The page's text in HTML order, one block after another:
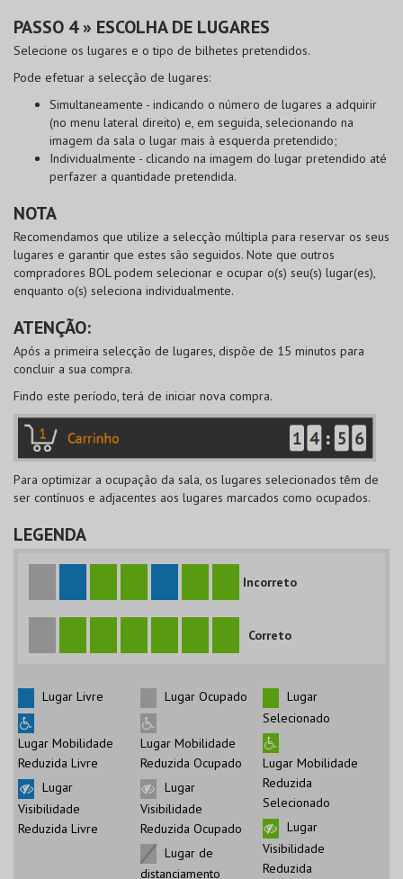
PASSO 4 » ESCOLHA DE LUGARES
Selecione os lugares e o tipo de bilhetes pretendidos.
Pode efetuar a selecção de lugares:
Simultaneamente - indicando o número de lugares a adquirir
(no menu lateral direito) e, em seguida, selecionando na
imagem da sala o lugar mais à esquerda pretendido;
Individualmente - clicando na imagem do lugar pretendido até
perfazer a quantidade pretendida.
NOTA
Recomendamos que utilize a selecção múltipla para reservar os seus
lugares e garantir que estes são seguidos. Note que outros
compradores BOLpodem selecionar e ocupar o(s) seu(s) lugar(es),
enquanto o(s) seleciona individualmente.
ATENÇÃO:
Após a primeira selecção de lugares, dispõe de 15 minutos para
concluir a sua compra.
Findo este período, terá de iniciar nova compra.
Para optimizar a ocupação da sala, os lugares selecionados têm de
ser contínuos e adjacentes aos lugares marcados como ocupados.
LEGENDA
Incorreto
Correto
Lugar Livre
Lugar Mobilidade
Reduzida Livre
Lugar
Visibilidade
Reduzida Livre
Lugar Ocupado
Lugar Mobilidade
Reduzida Ocupado
Lugar
Visibilidade
Reduzida Ocupado
Lugar de
distanciamento
Lugar
Selecionado
Lugar Mobilidade
Reduzida
Selecionado
Lugar
Visibilidade
Reduzida